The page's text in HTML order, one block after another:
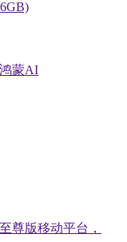
蒙AI
尊版移动平台，